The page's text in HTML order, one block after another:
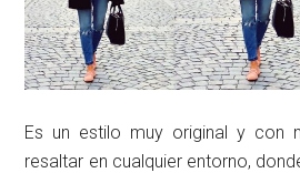
Es un estilo muy original y con
resaltar en cualquier entorno,